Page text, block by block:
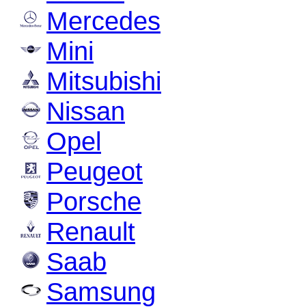
Mercedes
Mini
Mitsubishi
Nissan
Opel
Peugeot
Porsche
Renault
Saab
Samsung